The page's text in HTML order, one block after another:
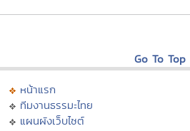
Go To Top
หน้าแรก
ทีมงานธรรมะไทย
แผนผังเว็บไซต์